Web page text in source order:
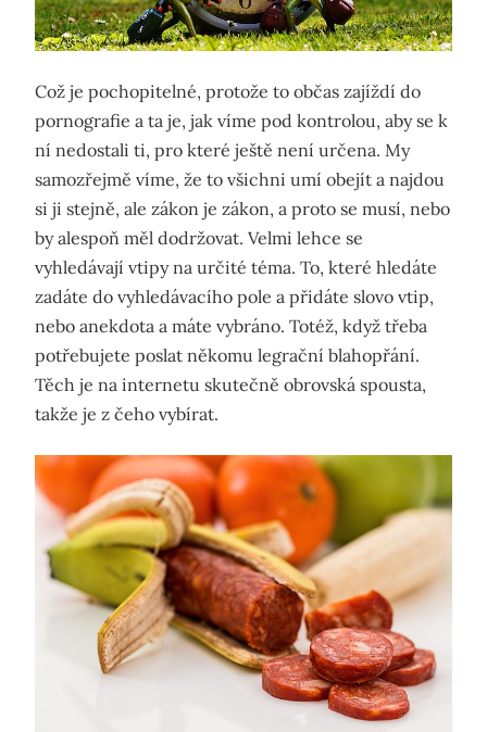
Což je pochopitelné, protože to občas zajíždí do
pornografie a ta je, jak víme pod kontrolou, aby se k
ní nedostali ti, pro které ještě není určena. My
samozřejmě víme, že to všichni umí obejít a najdou
si ji stejně, ale zákon je zákon, a proto se musí, nebo
by alespoň měl dodržovat. Velmi lehce se
vyhledávají vtipy na určité téma. To, které hledáte
zadáte do vyhledávacího pole a přidáte slovo vtip,
nebo anekdota a máte vybráno. Totéž, když třeba
potřebujete poslat někomu legrační blahopřání.
Těch je na internetu skutečně obrovská spousta,
takže je z čeho vybírat.